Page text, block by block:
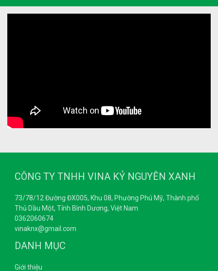
CÔNG TY TNHH VINA KỶ NGUYÊN XANH
73/78/12 Đường ĐX005, Khu 08, Phường Phú Mỹ, Thành phố
Thủ Dầu Một, Tỉnh Bình Dương, Việt Nam
0362060674
vinaknx@gmail.com
DANH MỤC
Giới thiệu